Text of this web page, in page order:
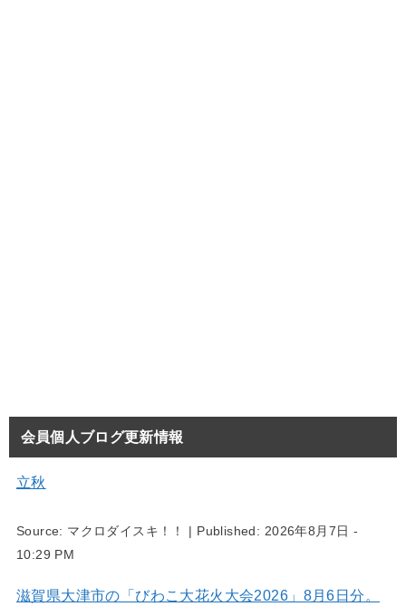
会員個人ブログ更新情報
立秋
Source: マクロダイスキ！！ | Published: 2026年8月7日 -
10:29 PM
滋賀県大津市の「びわこ大花火大会2026」8月6日分。